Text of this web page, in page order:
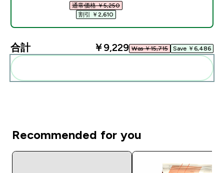
通常価格 ￥5,250‎
割引 ￥2,610‎
合計 ￥9,229‎ Was ￥15,715‎ Save ￥6,486‎
Recommended for you